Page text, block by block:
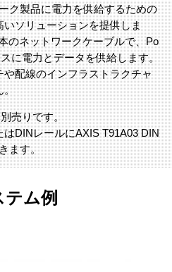
ク製品に電力を供給するための
ソリューションを提供しま
のネットワークケーブルで、Po
に電力とデータを供給します。
配線のインフラストラクチャ
。
売りです。
DINレールにAXIS T91A03 DIN
ます。
テム例